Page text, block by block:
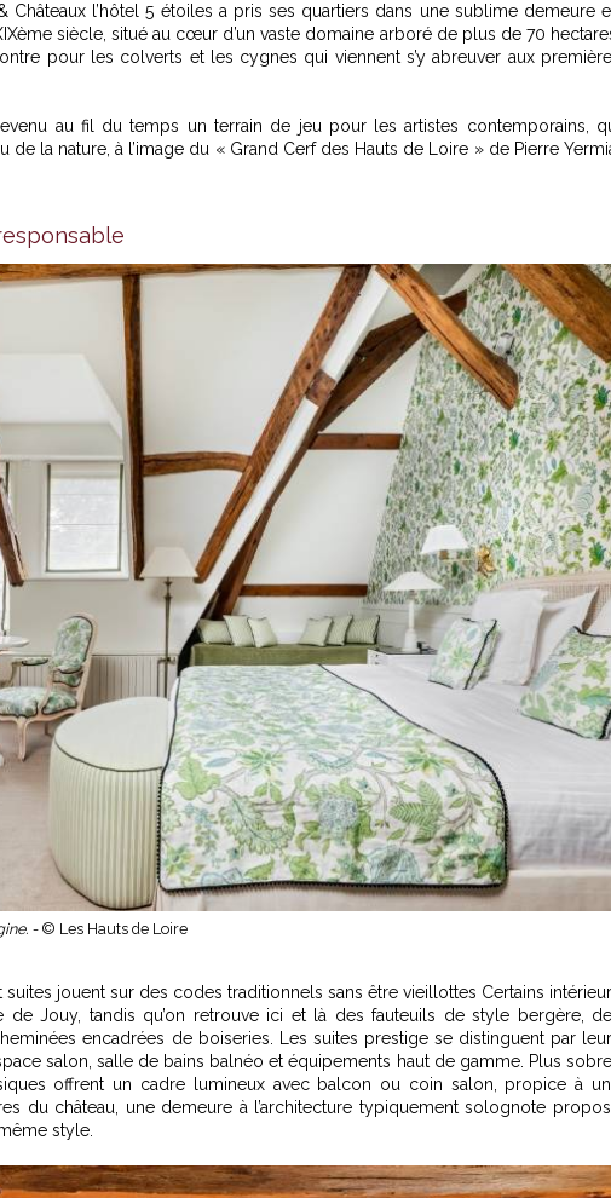
Châteaux l’hôtel 5 étoiles a pris ses quartiers dans une sublime demeure
siècle, situé au cœur d’un vaste domaine arboré de plus de 70
pour les colverts et les cygnes qui viennent s’y abreuver aux
au fil du temps un terrain de jeu pour les artistes contemporains,
la nature, à l’image du « Grand Cerf des Hauts de Loire » de Pierre
- © Les Hauts de Loire
jouent sur des codes traditionnels sans être vieillottes Certains
Jouy, tandis qu’on retrouve ici et là des fauteuils de style bergère,
encadrées de boiseries. Les suites prestige se distinguent par
salon, salle de bains balnéo et équipements haut de gamme. Plus
offrent un cadre lumineux avec balcon ou coin salon, propice à
du château, une demeure à l’architecture typiquement solognote
style.